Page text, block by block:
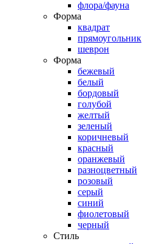
флора/фауна
Форма
квадрат
прямоугольник
шеврон
Форма
бежевый
белый
бордовый
голубой
желтый
зеленый
коричневый
красный
оранжевый
разноцветный
розовый
серый
синий
фиолетовый
черный
Стиль